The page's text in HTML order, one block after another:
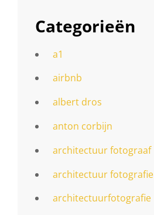
Categorieën
a1
airbnb
albert dros
anton corbijn
architectuur fotograaf
architectuur fotografie
architectuurfotografie